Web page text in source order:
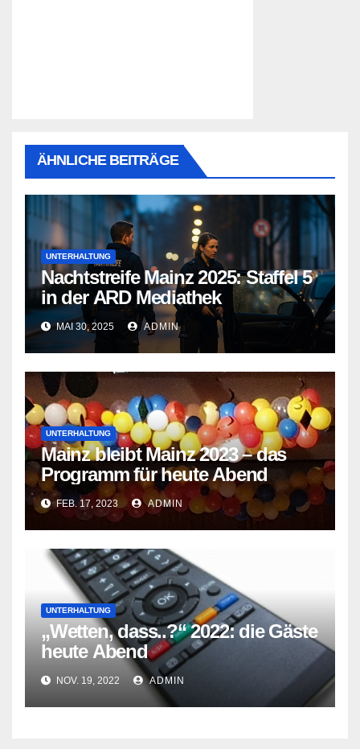
ÄHNLICHE BEITRÄGE
UNTERHALTUNG
Nachtstreife Mainz 2025: Staffel 5
in der ARD Mediathek
MAI 30, 2025 ADMIN
UNTERHALTUNG
Mainz bleibt Mainz 2023 – das
Programm für heute Abend
FEB. 17, 2023 ADMIN
UNTERHALTUNG
„Wetten, dass..?“ 2022: die Gäste
heute Abend
NOV. 19, 2022 ADMIN